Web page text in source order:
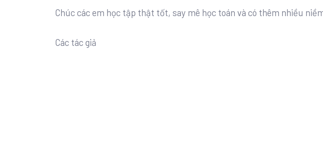
Chúc các em học tập thật tốt, say mê học toán và có thêm nhiều
Các tác giả